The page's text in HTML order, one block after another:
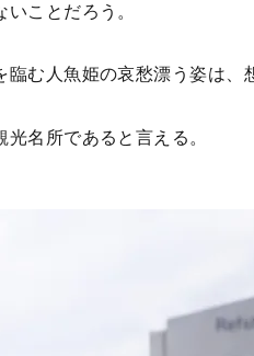
ことだろう。
む人魚姫の哀愁漂う姿は、
名所であると言える。